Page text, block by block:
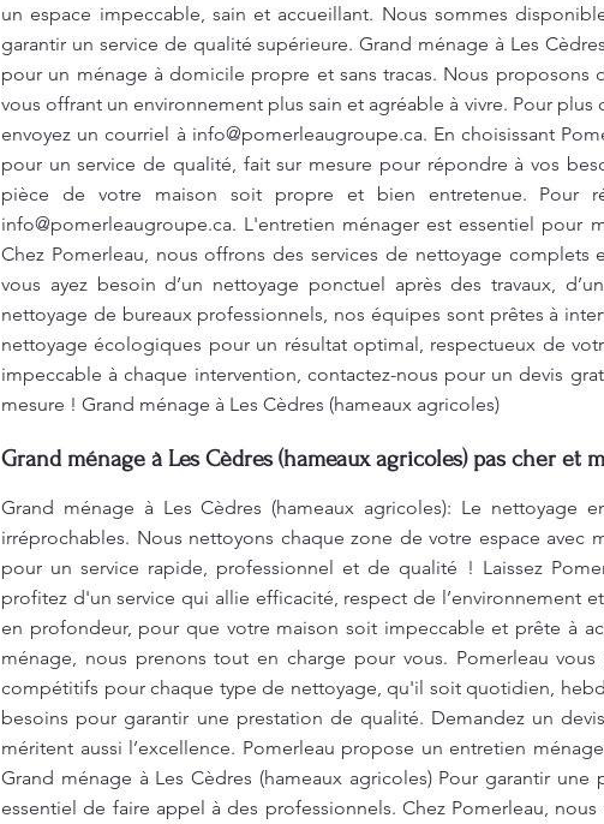
un espace impeccable, sain et accueillant. Nous sommes
garantir un service de qualité supérieure. Grand ménage à Les
pour un ménage à domicile propre et sans tracas. Nous proposons
vous offrant un environnement plus sain et agréable à vivre. Pour plus
envoyez un courriel à info@pomerleaugroupe.ca. En choisissant
pour un service de qualité, fait sur mesure pour répondre à vos
pièce de votre maison soit propre et bien entretenue. Pour
info@pomerleaugroupe.ca. L'entretien ménager est essentiel pour
Chez Pomerleau, nous offrons des services de nettoyage complets
vous ayez besoin d’un nettoyage ponctuel après des travaux,
nettoyage de bureaux professionnels, nos équipes sont prêtes à
nettoyage écologiques pour un résultat optimal, respectueux de
impeccable à chaque intervention, contactez-nous pour un devis
mesure ! Grand ménage à Les Cèdres (hameaux agricoles)
Grand ménage à Les Cèdres (hameaux agricoles) pas cher et
Grand ménage à Les Cèdres (hameaux agricoles): Le nettoyage
irréprochables. Nous nettoyons chaque zone de votre espace
pour un service rapide, professionnel et de qualité ! Laissez
profitez d'un service qui allie efficacité, respect de l’environnement
en profondeur, pour que votre maison soit impeccable et prête à
ménage, nous prenons tout en charge pour vous. Pomerleau
compétitifs pour chaque type de nettoyage, qu'il soit quotidien,
besoins pour garantir une prestation de qualité. Demandez un
méritent aussi l’excellence. Pomerleau propose un entretien
Grand ménage à Les Cèdres (hameaux agricoles) Pour garantir
essentiel de faire appel à des professionnels. Chez Pomerleau,